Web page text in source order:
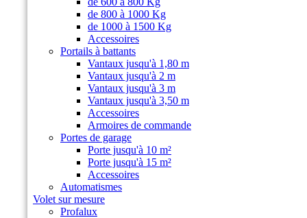
de 800 à 1000 Kg
de 1000 à 1500 Kg
Accessoires
Portails à battants
Vantaux jusqu'à 1,80 m
Vantaux jusqu'à 2 m
Vantaux jusqu'à 3 m
Vantaux jusqu'à 3,50 m
Accessoires
Armoires de commande
Portes de garage
Porte jusqu'à 10 m²
Porte jusqu'à 15 m²
Accessoires
Automatismes
Volet sur mesure
Profalux